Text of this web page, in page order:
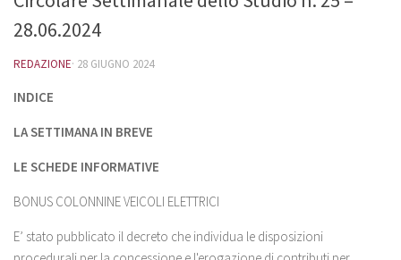
28.06.2024
REDAZIONE· 28 GIUGNO 2024
INDICE
LA SETTIMANA IN BREVE
LE SCHEDE INFORMATIVE
BONUS COLONNINE VEICOLI ELETTRICI
E’ stato pubblicato il decreto che individua le disposizioni